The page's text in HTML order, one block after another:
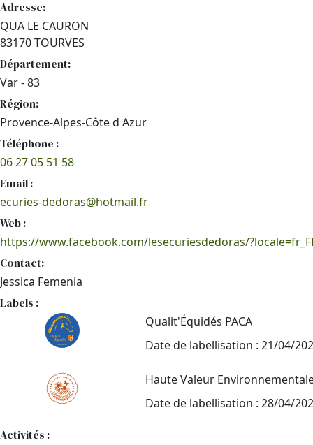
Adresse:
QUA LE CAURON
83170 TOURVES
Département:
Var - 83
Région:
Provence-Alpes-Côte d Azur
Téléphone :
06 27 05 51 58
Email :
ecuries-dedoras@hotmail.fr
Web :
https://www.facebook.com/lesecuriesdedoras/
Contact:
Jessica Femenia
Labels :
Qualit'Équidés PACA
Date de labellisation : 21/04/
Haute Valeur
Date de labellisation : 28/04/
Activités :